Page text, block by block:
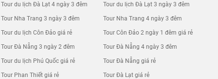
Tour du lịch Đà Lạt 4 ngày 3 đêm Tour du lịch Đà Lạt 3 ngày 3 đêm
Tour Nha Trang 3 ngày 3 đêm Tour Nha Trang 4 ngày 3 đêm
Tour du lịch Côn Đảo giá rẻ Tour Côn Đảo 2 ngày 1 đêm giá rẻ
Tour Đà Nẵng 3 ngày 2 đêm Tour Đà Nẵng 4 ngày 3 đêm
Tour du lịch Phú Quốc giá rẻ Tour Đà Nẵng giá rẻ
Tour Phan Thiết giá rẻ Tour Đà Lạt giá rẻ